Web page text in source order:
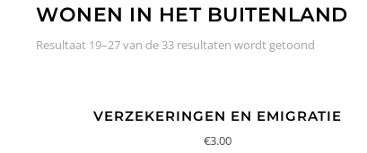
WONEN IN HET BUITENLAND
Resultaat 19–27 van de 33 resultaten wordt getoond
VERZEKERINGEN EN EMIGRATIE
€3.00